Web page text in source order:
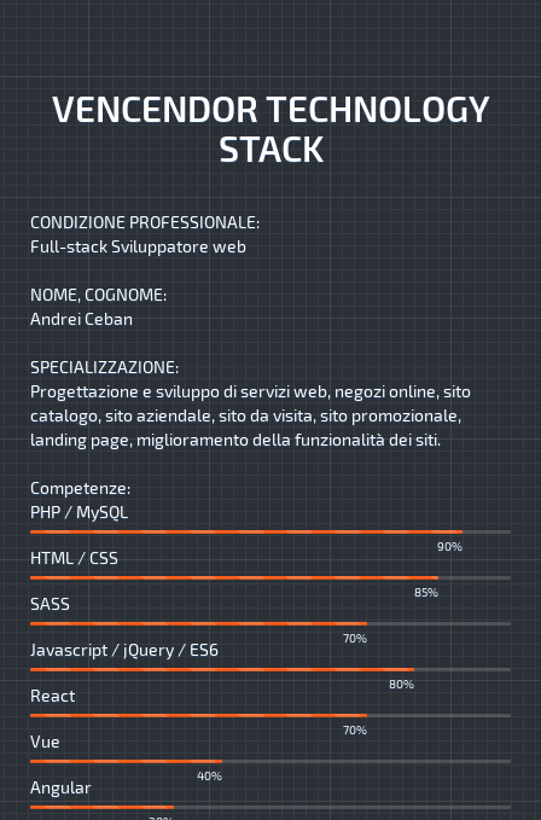
VENCENDOR TECHNOLOGY
STACK
CONDIZIONE PROFESSIONALE:
Full-stack Sviluppatore web
NOME, COGNOME:
Andrei Ceban
SPECIALIZZAZIONE:
Progettazione e sviluppo di servizi web, negozi online, sito
catalogo, sito aziendale, sito da visita, sito promozionale,
landing page, miglioramento della funzionalità dei siti.
Competenze:
PHP / MySQL
90%
HTML / CSS
85%
SASS
70%
Javascript / jQuery / ES6
80%
React
70%
Vue
40%
Angular